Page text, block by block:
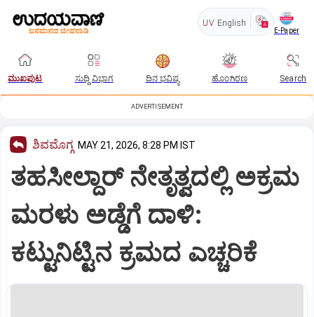
UV English
E-Paper
ಮುಖಪುಟ ಸುದ್ದಿ ವಿಭಾಗ ದಿನ ಭವಿಷ್ಯ ಹೊಂಗಿರಣ Search
ADVERTISEMENT
ಶಿವಮೊಗ್ಗ MAY 21, 2026, 8:28 PM IST
ತಹಸೀಲ್ದಾರ್ ನೇತೃತ್ವದಲ್ಲಿ ಅಕ್ರಮ
ಮರಳು ಅಡ್ಡೆಗೆ ದಾಳಿ:
ಕಟ್ಟುನಿಟ್ಟಿನ ಕ್ರಮದ ಎಚ್ಚರಿಕೆ